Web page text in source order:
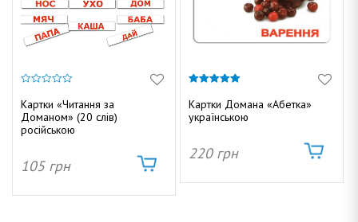
з
5
Картки «Читання за
Доманом» (20 слів)
російською
105 грн
з 5
Картки Домана «Абетка»
українською
220 грн